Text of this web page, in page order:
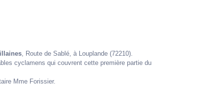
, Route de Sablé, à Louplande (72210).
cyclamens qui couvrent cette première partie du
Mme Forissier.